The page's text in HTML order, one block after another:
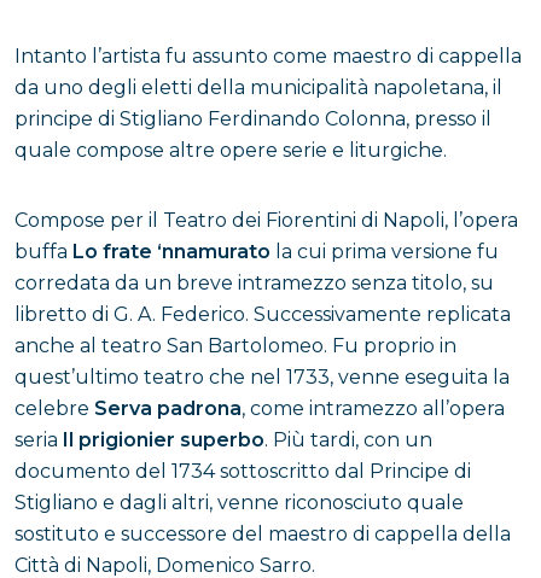
Intanto l’artista fu assunto come maestro di cappella
da uno degli eletti della municipalità napoletana, il
principe di Stigliano Ferdinando Colonna, presso il
quale compose altre opere serie e liturgiche.
Compose per il Teatro dei Fiorentini di Napoli, l’opera
buffa Lo frate ‘nnamurato la cui prima versione fu
corredata da un breve intramezzo senza titolo, su
libretto di G. A. Federico. Successivamente replicata
anche al teatro San Bartolomeo. Fu proprio in
quest’ultimo teatro che nel 1733, venne eseguita la
celebre Serva padrona, come intramezzo all’opera
seria Il prigionier superbo. Più tardi, con un
documento del 1734 sottoscritto dal Principe di
Stigliano e dagli altri, venne riconosciuto quale
sostituto e successore del maestro di cappella della
Città di Napoli, Domenico Sarro.